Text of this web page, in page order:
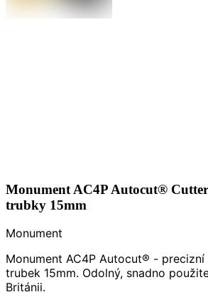
Monument AC4P Autocut®
trubky 15mm
Monument
Monument AC4P Autocut® -
trubek 15mm. Odolný, snadno
Británii.